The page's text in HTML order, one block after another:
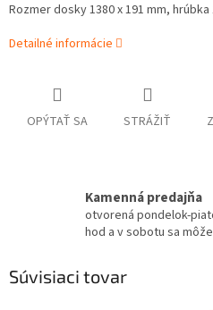
Rozmer dosky 1380 x 191 mm, hrúbka
Detailné informácie
OPÝTAŤ SA STRÁŽIŤ
Kamenná predajňa
otvorená pondelok-
hod a v sobotu sa
Súvisiaci tovar